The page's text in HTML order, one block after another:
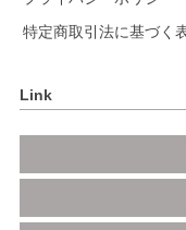
特定商取引法に基づく
Link